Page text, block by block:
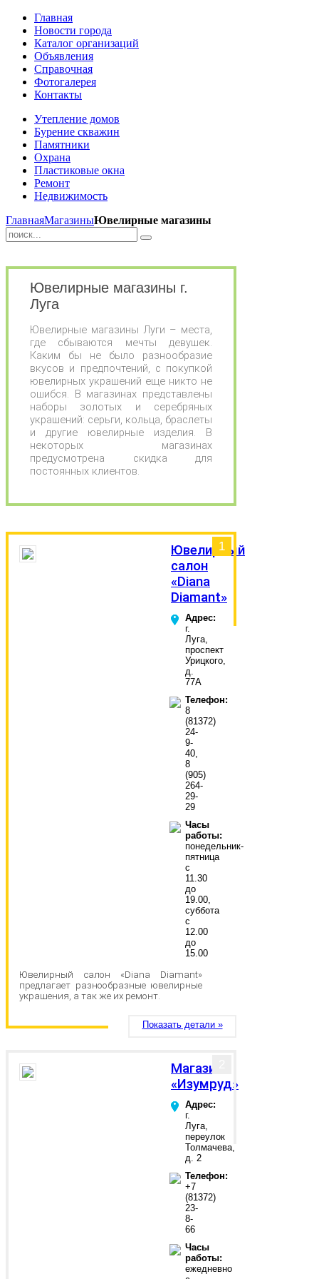
Главная
Новости города
Каталог организаций
Объявления
Справочная
Фотогалерея
Контакты
Утепление домов
Бурение скважин
Памятники
Охрана
Пластиковые окна
Ремонт
Недвижимость
ГлавнаяМагазиныЮвелирные магазины
Ювелирные магазины г.
Луга
Ювелирные магазины Луги – места,
где сбываются мечты девушек.
Каким бы не было разнообразие
вкусов и предпочтений, с покупкой
ювелирных украшений еще никто не
ошибся. В магазинах представлены
наборы золотых и серебряных
украшений: серьги, кольца, браслеты
и другие ювелирные изделия. В
некоторых магазинах
предусмотрена скидка для
постоянных клиентов.
1
Ювелирный
салон
«Diana
Diamant»
Адрес:
г.
Луга,
проспект
Урицкого,
д.
77А
Телефон:
8
(81372)
24-
9-
40,
8
(905)
264-
29-
29
Часы
работы:
понедельник-
пятница
с
11.30
до
19.00,
суббота
с
12.00
до
15.00
Ювелирный салон «Diana Diamant»
предлагает разнообразные ювелирные
украшения, а так же их ремонт.
Показать детали »
Магазин
«Изумруд»
Адрес:
г.
Луга,
переулок
Толмачева,
д. 2
Телефон:
+7
(81372)
23-
8-
66
Часы
работы:
ежедневно